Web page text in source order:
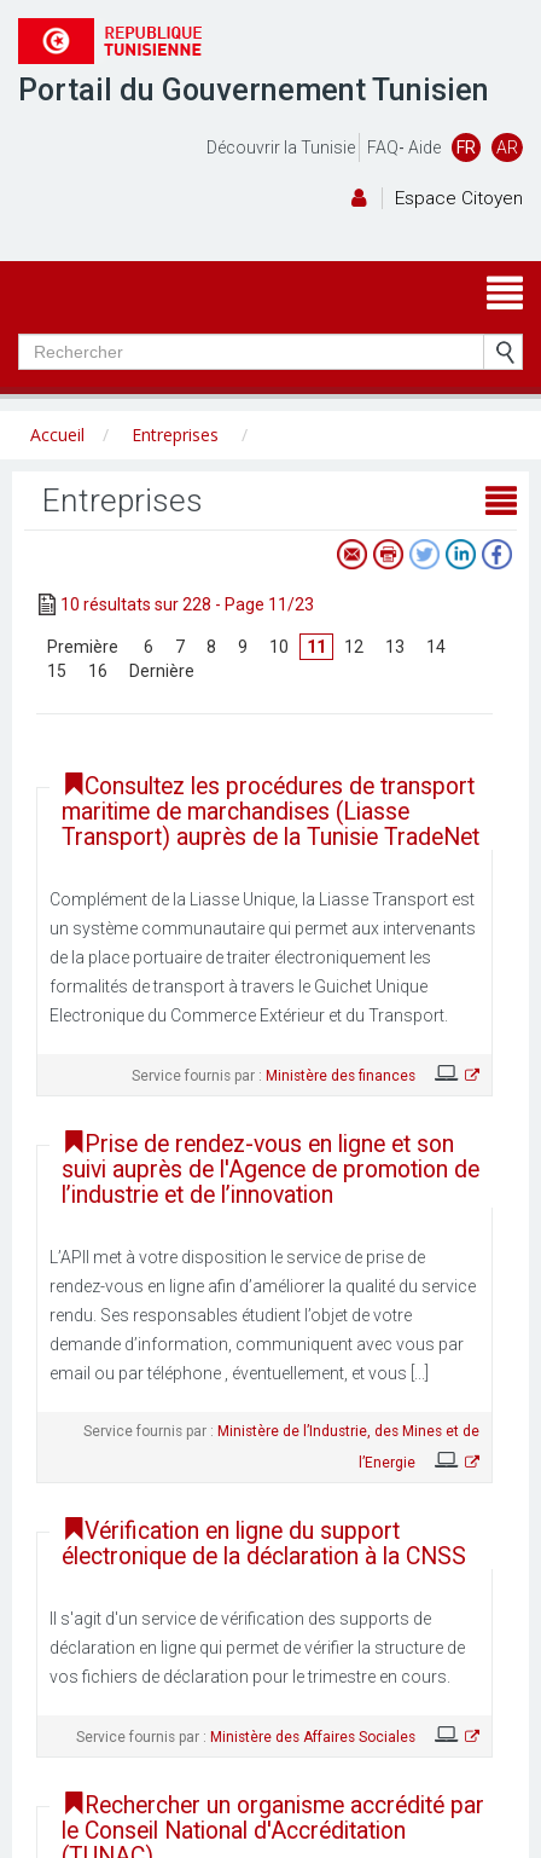
Portail du Gouvernement Tunisien
Découvrir la Tunisie FAQ- Aide FR AR
Espace Citoyen
Accueil Entreprises
Entreprises
10 résultats sur 228 - Page 11/23
Première 6 7 8 9 10 11 12 13 14
15 16 Dernière
Consultez les procédures de transport
maritime de marchandises (Liasse
Transport) auprès de la Tunisie TradeNet
Complément de la Liasse Unique, la Liasse Transport est
un système communautaire qui permet aux intervenants
de la place portuaire de traiter électroniquement les
formalités de transport à travers le Guichet Unique
Electronique du Commerce Extérieur et du Transport.
Service fournis par : Ministère des finances
Prise de rendez-vous en ligne et son
suivi auprès de l'Agence de promotion de
l’industrie et de l’innovation
L’APII met à votre disposition le service de prise de
rendez-vous en ligne afin d’améliorer la qualité du service
rendu. Ses responsables étudient l’objet de votre
demande d’information, communiquent avec vous par
email ou par téléphone , éventuellement, et vous [...]
Service fournis par : Ministère de l’Industrie, des Mines et de
l’Energie
Vérification en ligne du support
électronique de la déclaration à la CNSS
Il s'agit d'un service de vérification des supports de
déclaration en ligne qui permet de vérifier la structure de
vos fichiers de déclaration pour le trimestre en cours.
Service fournis par : Ministère des Affaires Sociales
Rechercher un organisme accrédité par
le Conseil National d'Accréditation